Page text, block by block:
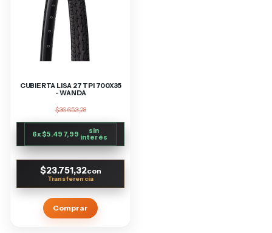
CUBIERTA LISA 27 TPI 700X35
- WANDA
$36.653,28
6x$5.497,99 sin
interés
$23.751,32con
Comprar